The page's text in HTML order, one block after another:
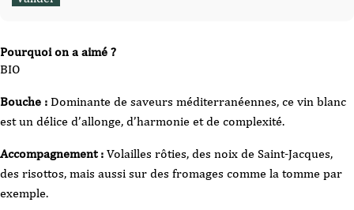
Pourquoi on a aimé ?
BIO
Bouche : Dominante de saveurs méditerranéennes, ce vin blanc
est un délice d’allonge, d’harmonie et de complexité.
Accompagnement : Volailles rôties, des noix de Saint-Jacques,
des risottos, mais aussi sur des fromages comme la tomme par
exemple.